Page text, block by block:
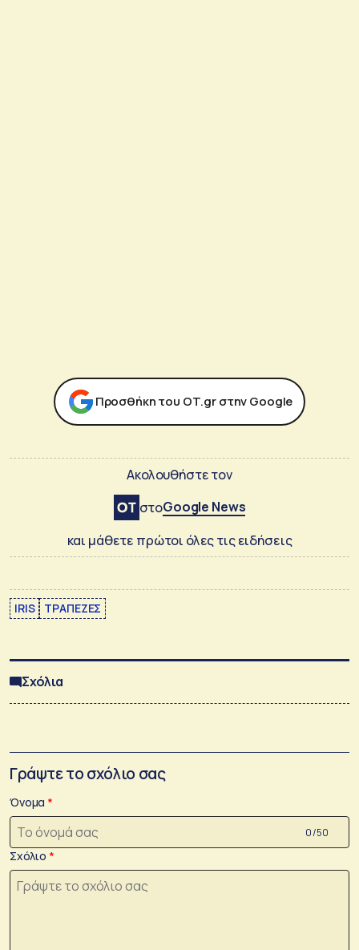
Προσθήκη του ΟΤ.gr στην Google
Ακολουθήστε τον
στοGoogle News
και μάθετε πρώτοι όλες τις ειδήσεις
IRIS ΤΡΑΠΕΖΕΣ
Σχόλια
Γράψτε το σχόλιο σας
Όνομα
0 /50
Σχόλιο